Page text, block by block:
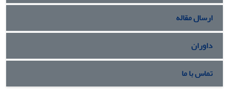
ارسال مقاله
داوران
تماس با ما